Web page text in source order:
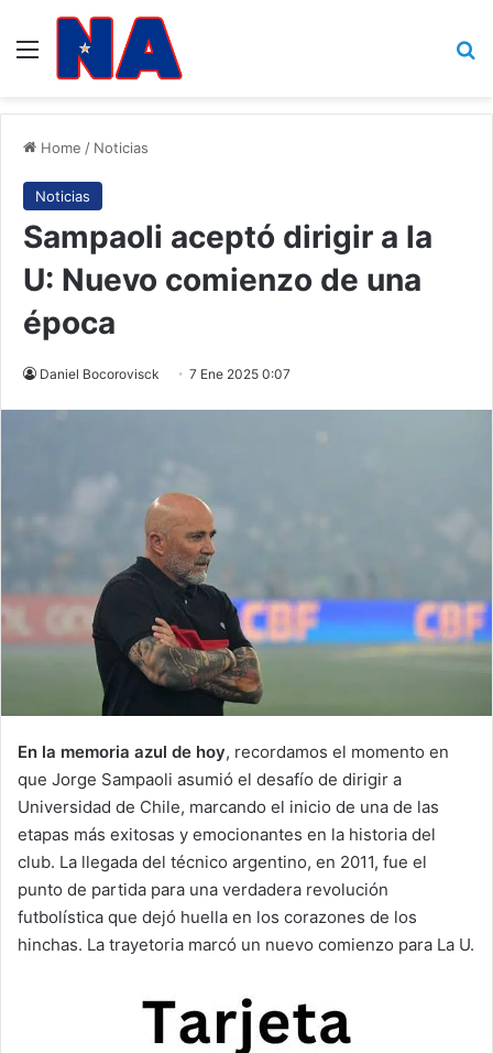
Menu
Home / Noticias
Noticias
Sampaoli aceptó dirigir a la
U: Nuevo comienzo de una
época
Daniel Bocorovisck 7 Ene 2025 0:07
En la memoria azul de hoy, recordamos el momento en
que Jorge Sampaoli asumió el desafío de dirigir a
Universidad de Chile, marcando el inicio de una de las
etapas más exitosas y emocionantes en la historia del
club. La llegada del técnico argentino, en 2011, fue el
punto de partida para una verdadera revolución
futbolística que dejó huella en los corazones de los
hinchas. La trayetoria marcó un nuevo comienzo para La U.